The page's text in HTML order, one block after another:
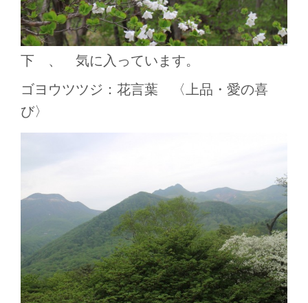
下 、 気に入っています。
ゴヨウツツジ：花言葉 〈上品・愛の喜
び〉